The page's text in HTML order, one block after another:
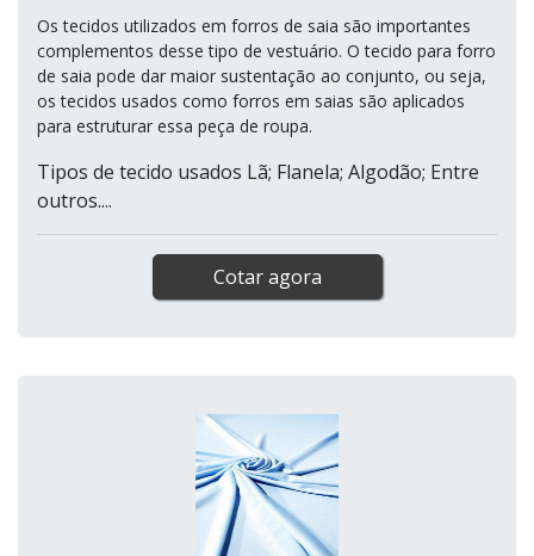
Os tecidos utilizados em forros de saia são importantes
complementos desse tipo de vestuário. O tecido para forro
de saia pode dar maior sustentação ao conjunto, ou seja,
os tecidos usados como forros em saias são aplicados
para estruturar essa peça de roupa.
Tipos de tecido usados Lã; Flanela; Algodão; Entre
outros....
Cotar agora